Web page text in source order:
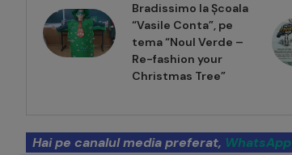
Bradissimo la Școala
“Vasile Conta”, pe
tema “Noul Verde –
Re-fashion your
Christmas Tree”
Hai pe canalul media preferat, WhatsApp